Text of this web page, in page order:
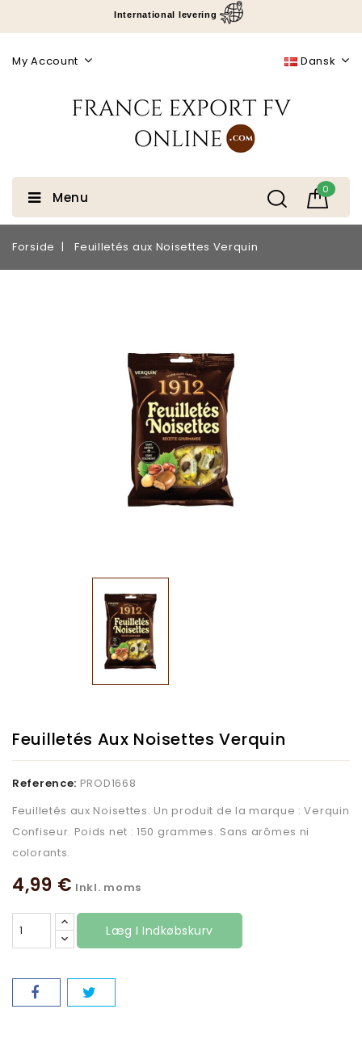
International levering
Dansk
My Account
0
Menu
Forside Feuilletés aux Noisettes Verquin
Feuilletés Aux Noisettes Verquin
Reference: PROD1668
Feuilletés aux Noisettes. Un produit de la marque : Verquin
Confiseur. Poids net : 150 grammes. Sans arômes ni
colorants.
4,99 € Inkl. moms
Læg I Indkøbskurv